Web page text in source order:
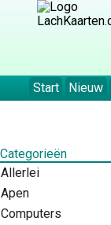
Start Nieuw
Categorieën
Allerlei
Apen
Computers